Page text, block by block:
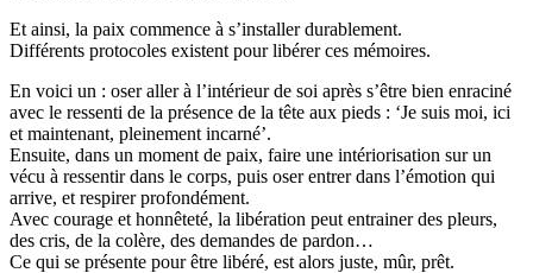
Et ainsi, la paix commence à s’installer durablement.
Différents protocoles existent pour libérer ces mémoires.
En voici un : oser aller à l’intérieur de soi après s’être bien enraciné
avec le ressenti de la présence de la tête aux pieds : ‘Je suis moi, ici
et maintenant, pleinement incarné’.
Ensuite, dans un moment de paix, faire une intériorisation sur un
vécu à ressentir dans le corps, puis oser entrer dans l’émotion qui
arrive, et respirer profondément.
Avec courage et honnêteté, la libération peut entrainer des pleurs,
des cris, de la colère, des demandes de pardon…
Ce qui se présente pour être libéré, est alors juste, mûr, prêt.